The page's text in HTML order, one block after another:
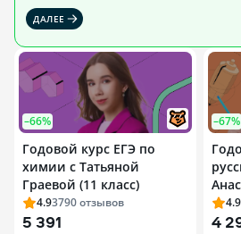
ДАЛЕЕ
–66%
Годовой курс ЕГЭ по
химии с Татьяной
Граевой (11 класс)
4.93790отзывов
5 391
–67%
4.9
4